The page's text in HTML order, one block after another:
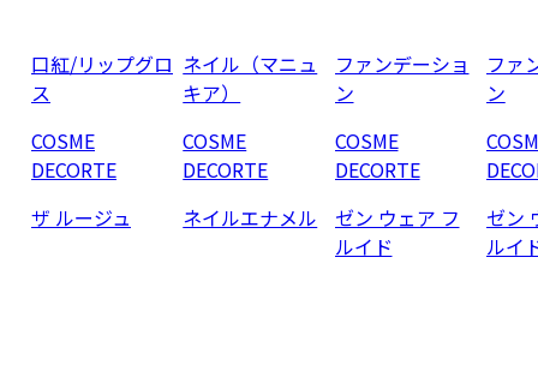
口紅/リップグロ
ス
COSME
DECORTE
ザ ルージュ
ネイル（マニュ
キア）
COSME
DECORTE
ネイルエナメル
ファンデーショ
ン
COSME
DECORTE
ゼン ウェア フ
ルイド
ファ
ン
ゼン
ルイ